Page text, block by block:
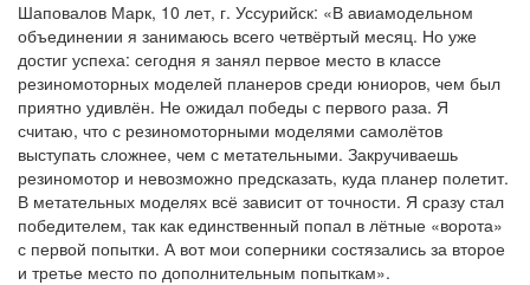
Шаповалов Марк, 10 лет, г. Уссурийск: «В авиамодельном
объединении я занимаюсь всего четвёртый месяц. Но уже
достиг успеха: сегодня я занял первое место в классе
резиномоторных моделей планеров среди юниоров, чем был
приятно удивлён. Не ожидал победы с первого раза. Я
считаю, что с резиномоторными моделями самолётов
выступать сложнее, чем с метательными. Закручиваешь
резиномотор и невозможно предсказать, куда планер полетит.
В метательных моделях всё зависит от точности. Я сразу стал
победителем, так как единственный попал в лётные «ворота»
с первой попытки. А вот мои соперники состязались за второе
и третье место по дополнительным попыткам».